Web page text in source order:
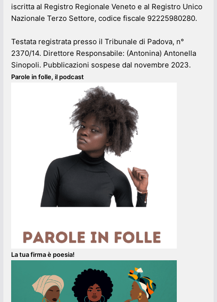
iscritta al Registro Regionale Veneto e al Registro Unico
Nazionale Terzo Settore, codice fiscale 92225980280.
Testata registrata presso il Tribunale di Padova, n°
2370/14. Direttore Responsabile: (Antonina) Antonella
Sinopoli. Pubblicazioni sospese dal novembre 2023.
Parole in folle, il podcast
La tua firma è poesia!